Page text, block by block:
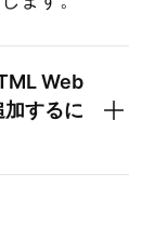
Web
するに